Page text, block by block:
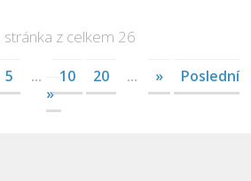
stránka z celkem 26
5 ... 10 20 ... »
Poslední
»